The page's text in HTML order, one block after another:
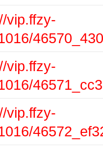
vip.ffzy-
vip.ffzy-
vip.ffzy-